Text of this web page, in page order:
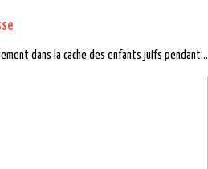
dans la cache des enfants juifs pendant...